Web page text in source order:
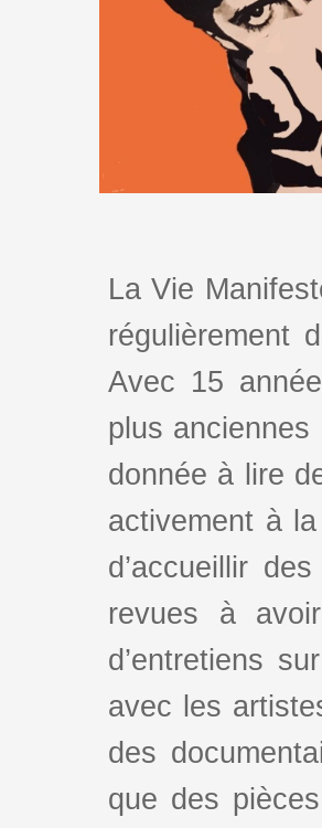
La Vie
régulièrement
Avec 15
plus
donnée à lire
activement à
d’accueillir
revues à
d’entretiens
avec les
des
que des